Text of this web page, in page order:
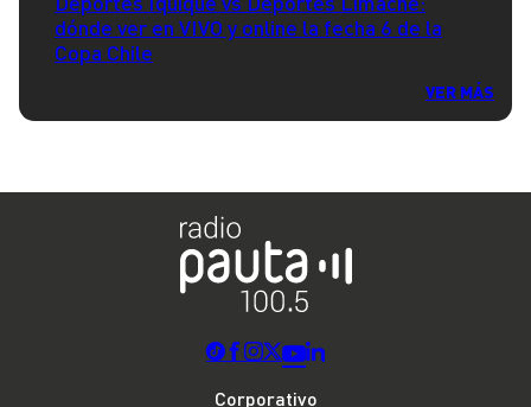
dónde ver en VIVO y online la fecha 6 de la
Copa Chile
VER MÁS
Corporativo